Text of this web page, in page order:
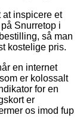
inspicere et
Snurretop i
så man
kostelige pris.
en internet
er kolossalt
for en
er
os imod fup